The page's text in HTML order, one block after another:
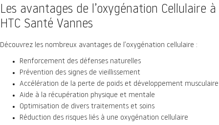
Les avantages de l’oxygénation Cellulaire à
HTC Santé Vannes
Découvrez les nombreux avantages de l’oxygénation cellulaire :
Renforcement des défenses naturelles
Prévention des signes de vieillissement
Accélération de la perte de poids et développement musculaire
Aide à la récupération physique et mentale
Optimisation de divers traitements et soins
Réduction des risques liés à une oxygénation cellulaire